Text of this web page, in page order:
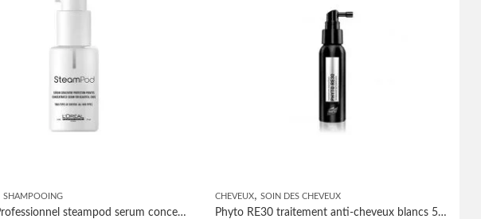
SHAMPOOING
L’Oreal Professionnel steampod serum concentre 50ml
CHEVEUX, SOIN DES CHEVEUX
Phyto RE30 traitement anti-cheveux blancs 50ml